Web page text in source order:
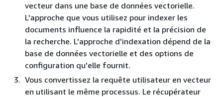
vecteur dans une base de données vectorielle.
L'approche que vous utilisez pour indexer les
documents influence la rapidité et la précision de
la recherche. L'approche d'indexation dépend de la
base de données vectorielle et des options de
configuration qu'elle fournit.
Vous convertissez la requête utilisateur en vecteur
en utilisant le même processus. Le récupérateur